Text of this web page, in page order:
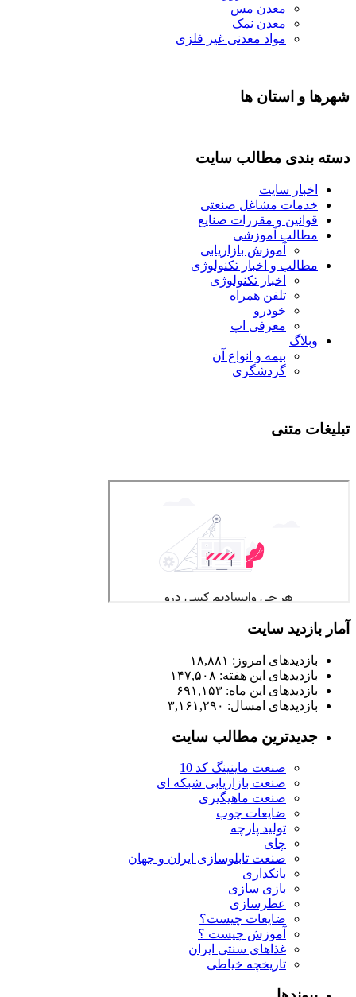
معدن مس
معدن نمک
مواد معدنی غیر فلزی
شهرها و استان ها
دسته بندی مطالب سایت
اخبار سایت
خدمات مشاغل صنعتی
قوانین و مقررات صنایع
مطالب آموزشی
آموزش بازاریابی
مطالب و اخبار تکنولوژی
اخبار تکنولوژی
تلفن همراه
خودرو
معرفی اپ
وبلاگ
بیمه و انواع آن
گردشگری
تبلیغات متنی
آمار بازدید سایت
بازدیدهای امروز: ۱۸,۸۸۱
بازدیدهای این هفته: ۱۴۷,۵۰۸
بازدیدهای این ماه: ۶۹۱,۱۵۳
بازدیدهای امسال: ۳,۱۶۱,۲۹۰
جدیدترین مطالب سایت
صنعت ماینینگ کد 10
صنعت بازاریابی شبکه ای
صنعت ماهیگیری
ضایعات چوب
تولید پارچه
چای
صنعت تابلوسازی ایران و جهان
بانکداری
بازی سازی
عطرسازی
ضایعات چیست؟
آموزش چیست ؟
غذاهای سنتی ایران
تاریخچه خیاطی